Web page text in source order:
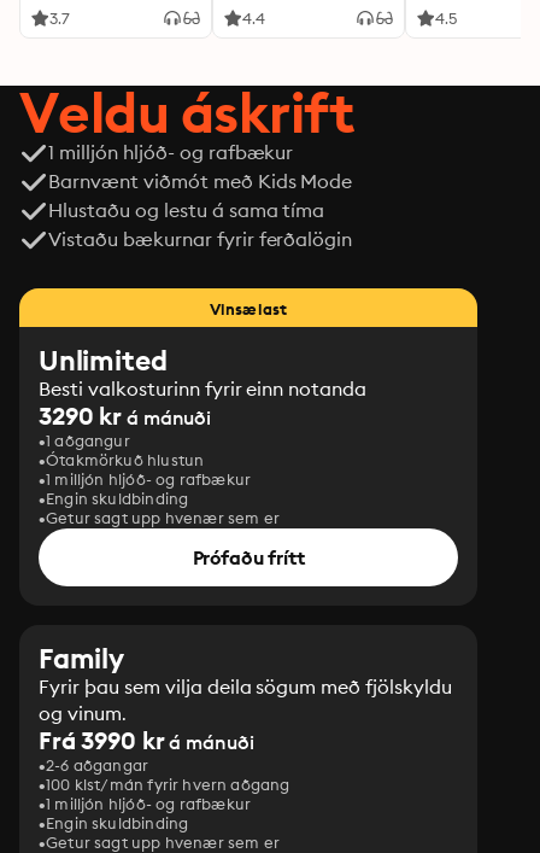
3.7 4.4 4.5
Veldu áskrift
1 milljón hljóð- og rafbækur
Barnvænt viðmót með Kids Mode
Hlustaðu og lestu á sama tíma
Vistaðu bækurnar fyrir ferðalögin
Vinsælast
Unlimited
Besti valkosturinn fyrir einn notanda
3290 kr á mánuði
1 aðgangur
Ótakmörkuð hlustun
1 milljón hljóð- og rafbækur
Engin skuldbinding
Getur sagt upp hvenær sem er
Prófaðu frítt
Family
Fyrir þau sem vilja deila sögum með fjölskyldu
og vinum.
Frá 3990 krá mánuði
2-6 aðgangar
100 klst/mán fyrir hvern aðgang
1 milljón hljóð- og rafbækur
‎Engin skuldbinding
Getur sagt upp hvenær sem er